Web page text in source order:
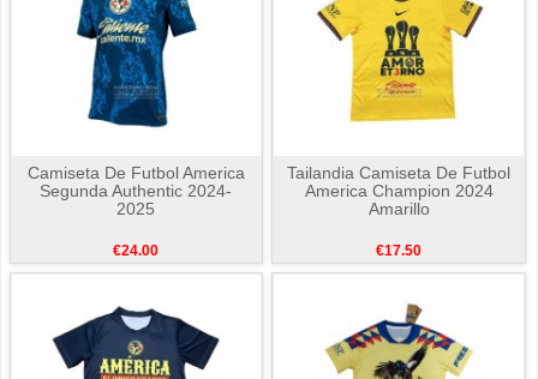
Camiseta De Futbol America
Segunda Authentic 2024-
2025
€24.00
Tailandia Camiseta De Futbol
America Champion 2024
Amarillo
€17.50